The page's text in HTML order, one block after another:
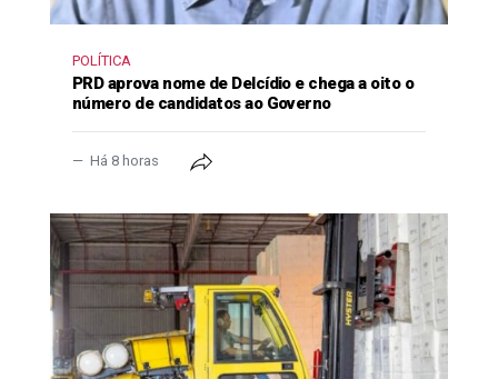
POLÍTICA
PRD aprova nome de Delcídio e chega a oito o
número de candidatos ao Governo
Há 8 horas